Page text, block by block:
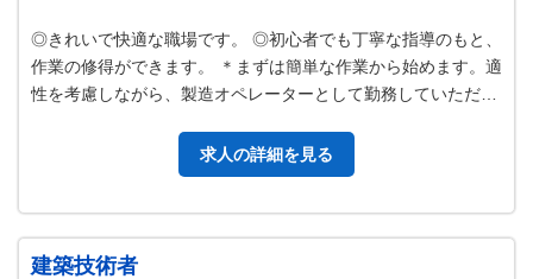
◎きれいで快適な職場です。 ◎初心者でも丁寧な指導のもと、
作業の修得ができます。 ＊まずは簡単な作業から始めます。適
性を考慮しながら、製造オペレーターとして勤務していただき
求人の詳細を見る
建築技術者